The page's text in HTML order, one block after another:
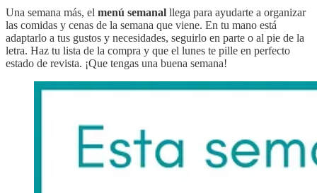
Una semana más, el menú semanal llega para ayudarte a organizar
las comidas y cenas de la semana que viene. En tu mano está
adaptarlo a tus gustos y necesidades, seguirlo en parte o al pie de la
letra. Haz tu lista de la compra y que el lunes te pille en perfecto
estado de revista. ¡Que tengas una buena semana!